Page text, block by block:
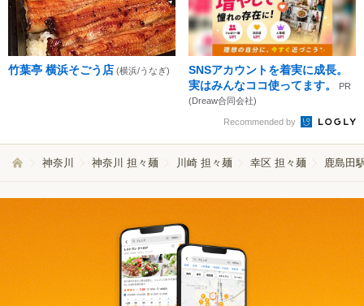
竹葉亭 横浜そごう店 (横浜/うなぎ)
SNSアカウントを着実に成長。
実はみんなココ使ってます。
PR
(Dreaw合同会社)
Recommended by
神奈川 神奈川 担々麺 川崎 担々麺 幸区 担々麺 鹿島田